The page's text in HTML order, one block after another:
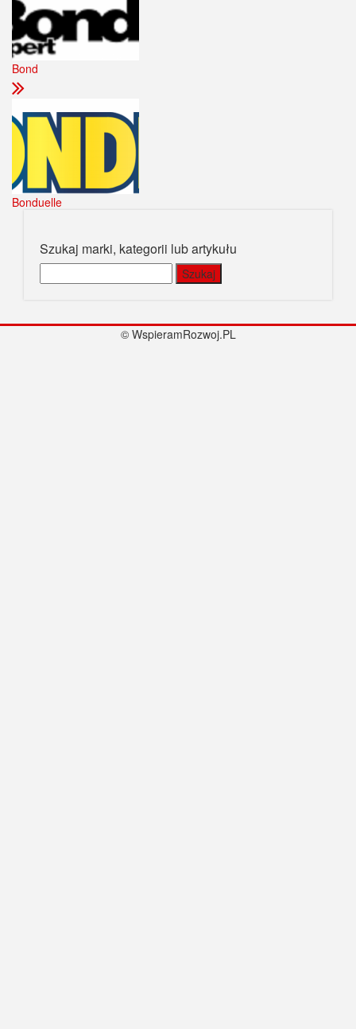
Bond
Bonduelle
Szukaj marki, kategorii lub artykułu
© WspieramRozwoj.PL